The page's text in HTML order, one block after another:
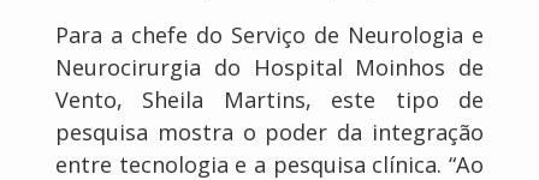
Para a chefe do Serviço de Neurologia e
Neurocirurgia do Hospital Moinhos de
Vento, Sheila Martins, este tipo de
pesquisa mostra o poder da integração
entre tecnologia e a pesquisa clínica. “Ao